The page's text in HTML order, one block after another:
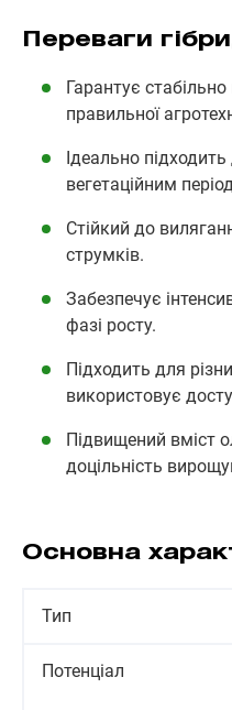
Переваги
Гарантує
правильної
Ідеально
вегетаційним
Стійкий до
струмків.
Забезпечує
фазі росту.
Підходить для
використовує
Підвищений вміст
доцільність
Основна
Тип
Потенціал